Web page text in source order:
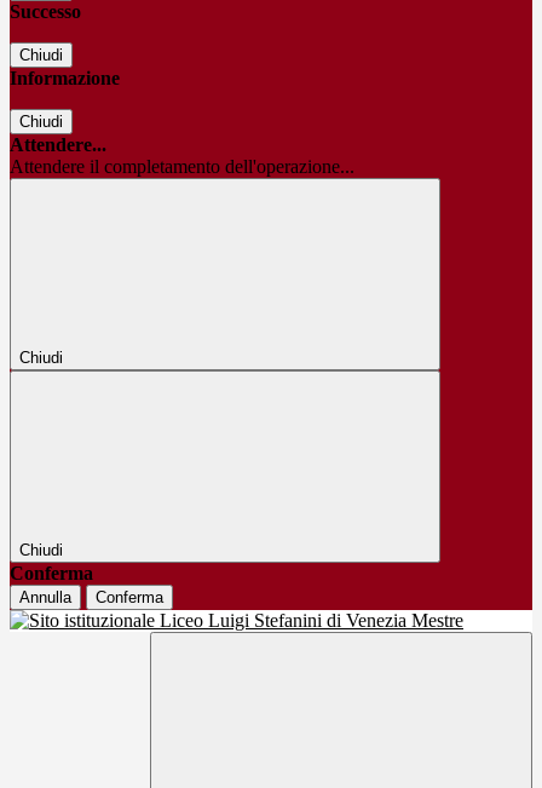
Successo
Chiudi
Informazione
Chiudi
Attendere...
Attendere il completamento dell'operazione...
Chiudi
Chiudi
Conferma
Annulla Conferma